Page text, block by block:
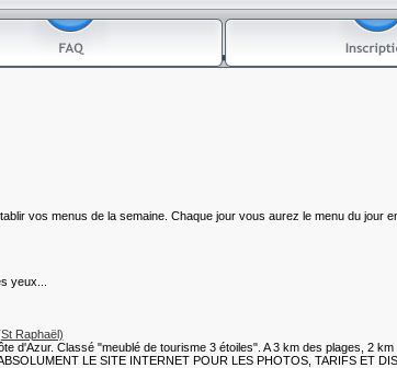
vos menus de la semaine. Chaque jour vous aurez le menu du jour en
yeux...
Raphaël)
d'Azur. Classé "meublé de tourisme 3 étoiles". A 3 km des plages, 2
LE SITE INTERNET POUR LES PHOTOS, TARIFS ET